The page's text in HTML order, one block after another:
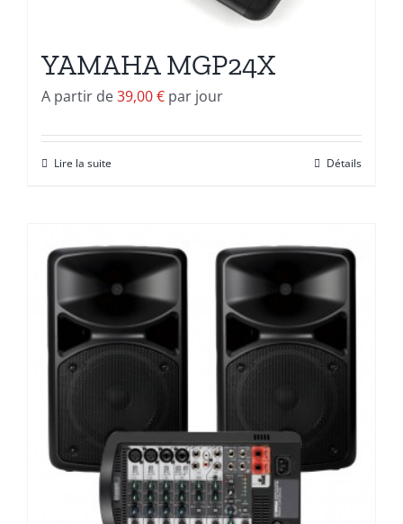
YAMAHA MGP24X
A partir de39,00€ par jour
Lire la suite Détails